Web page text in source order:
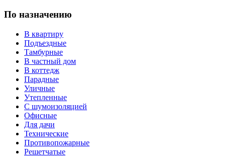
По назначению
В квартиру
Подъездные
Тамбурные
В частный дом
В коттедж
Парадные
Уличные
Утепленные
С шумоизоляцией
Офисные
Для дачи
Технические
Противопожарные
Решетчатые